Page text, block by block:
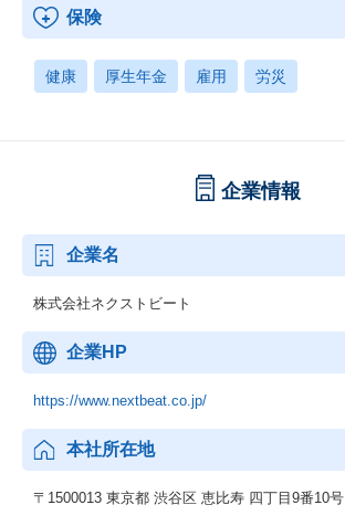
保険
健康 厚生年金 雇用 労災
企業情報
企業名
株式会社ネクストビート
企業HP
https://www.nextbeat.co.jp/
本社所在地
〒1500013 東京都 渋谷区 恵比寿 四丁目9番10号